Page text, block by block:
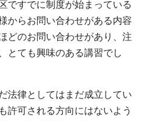
ですでに制度が始まっている
からお問い合わせがある内容
どのお問い合わせがあり、注
とても興味のある講習でし
法律としてはまだ成立してい
許可される方向にはないよう